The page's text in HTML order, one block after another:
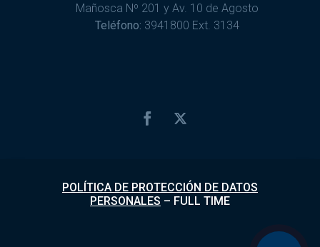
Mañosca Nº 201 y Av. 10 de Agosto
Teléfono: 3941800 Ext. 3134
POLÍTICA DE PROTECCIÓN DE DATOS
PERSONALES – FULL TIME